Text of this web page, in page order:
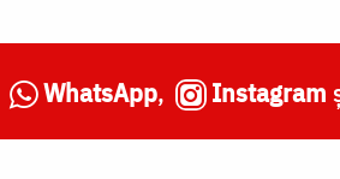
WhatsApp, Instagram